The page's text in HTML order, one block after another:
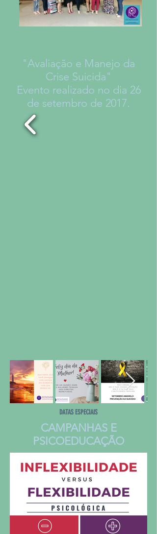
"Avaliação e Manejo da
Crise Suicida"
Evento realizado no dia 26
de setembro de 2017.
DATAS ESPECIAIS
CAMPANHAS E
PSICOEDUCAÇÃO